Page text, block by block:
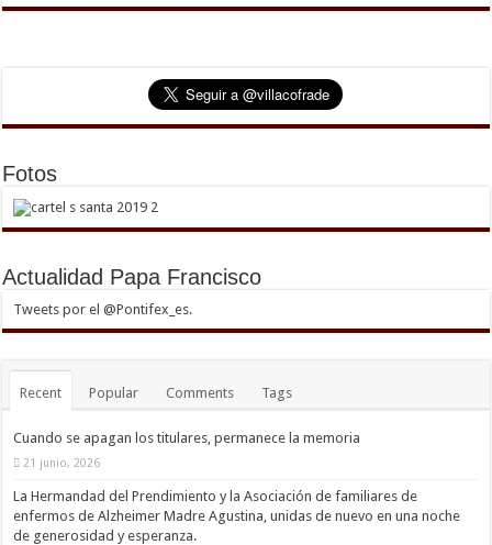
Fotos
Actualidad Papa Francisco
Tweets por el @Pontifex_es.
Recent Popular Comments Tags
Cuando se apagan los titulares, permanece la memoria
21 junio, 2026
La Hermandad del Prendimiento y la Asociación de familiares de
enfermos de Alzheimer Madre Agustina, unidas de nuevo en una noche
de generosidad y esperanza.